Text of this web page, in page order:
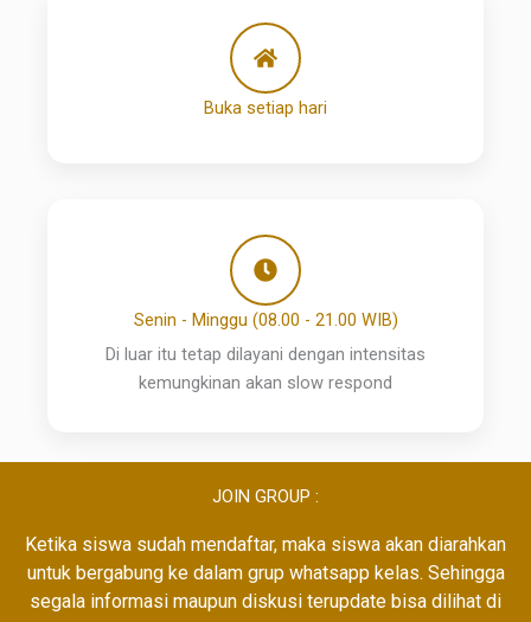
Buka setiap hari
Senin - Minggu (08.00 - 21.00 WIB)
Di luar itu tetap dilayani dengan intensitas
kemungkinan akan slow respond
JOIN GROUP :
Ketika siswa sudah mendaftar, maka siswa akan diarahkan
untuk bergabung ke dalam grup whatsapp kelas. Sehingga
segala informasi maupun diskusi terupdate bisa dilihat di